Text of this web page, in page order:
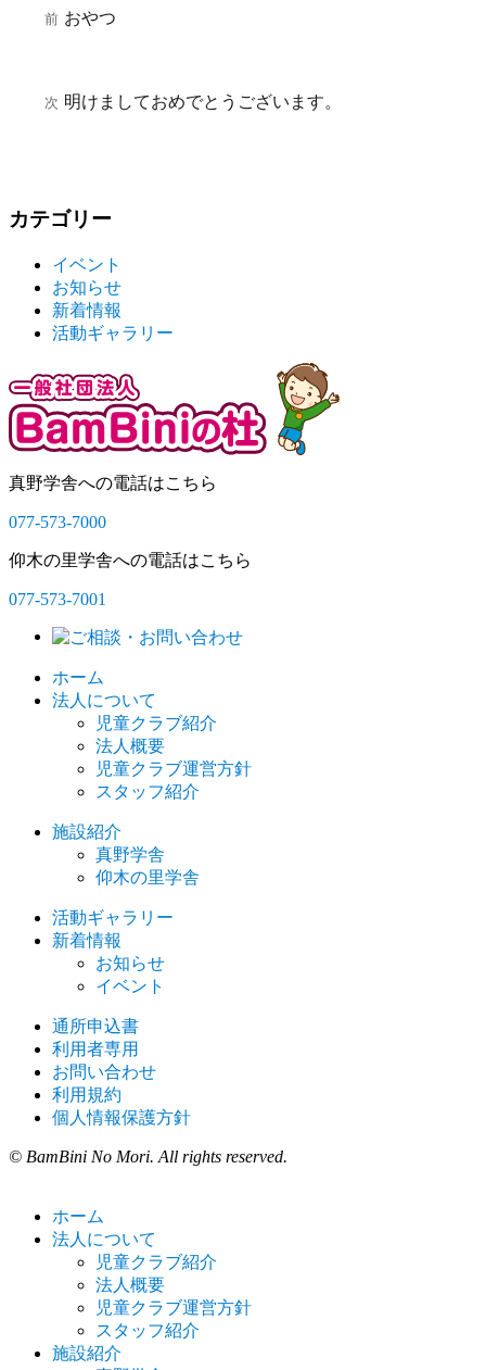
者
日:
稿
ビ
シ
ン
前
前
稿:
おやつ
次
次
明けましておめでとうございます。
カテゴリー
イベント
お知らせ
新着情報
活動ギャラリー
真野学舎への電話はこちら
077-573-7000
仰木の里学舎への電話はこちら
077-573-7001
ホーム
法人について
児童クラブ紹介
法人概要
児童クラブ運営方針
スタッフ紹介
施設紹介
真野学舎
仰木の里学舎
活動ギャラリー
新着情報
お知らせ
イベント
通所申込書
利用者専用
お問い合わせ
利用規約
個人情報保護方針
© BamBini No Mori. All rights reserved.
ホーム
法人について
児童クラブ紹介
法人概要
児童クラブ運営方針
スタッフ紹介
施設紹介